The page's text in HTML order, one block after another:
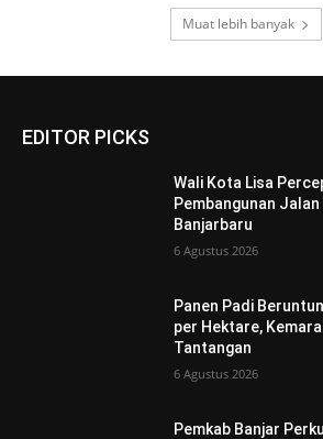
Muat lebih banyak
EDITOR PICKS
Wali Kota Lisa
Pembangunan
Banjarbaru
6 Agustus 2026
Panen Padi
per Hektare,
Tantangan
6 Agustus 2026
Pemkab Banjar